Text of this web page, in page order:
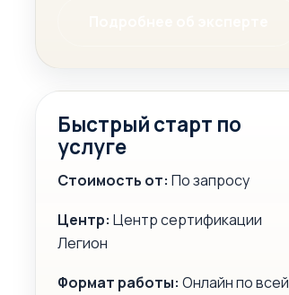
Быстрый старт по
услуге
Стоимость от: По запросу
Центр: Центр сертификации
Легион
Формат работы: Онлайн по всей